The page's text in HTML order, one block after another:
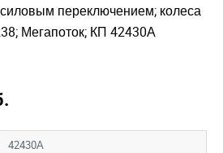
переключением; колеса
Мегапоток; КП 42430А
42430А